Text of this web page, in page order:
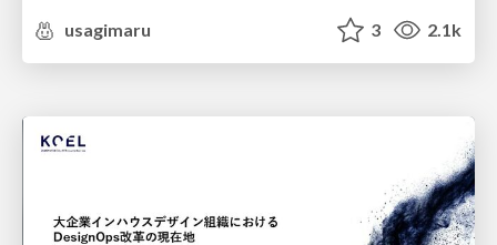
usagimaru
3 2.1k